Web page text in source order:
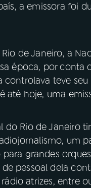
a emissora foi
de Janeiro, a
época, por conta
controlava teve
até hoje, uma
do Rio de Janeiro
um
grandes
pessoal dela
atrizes, entre